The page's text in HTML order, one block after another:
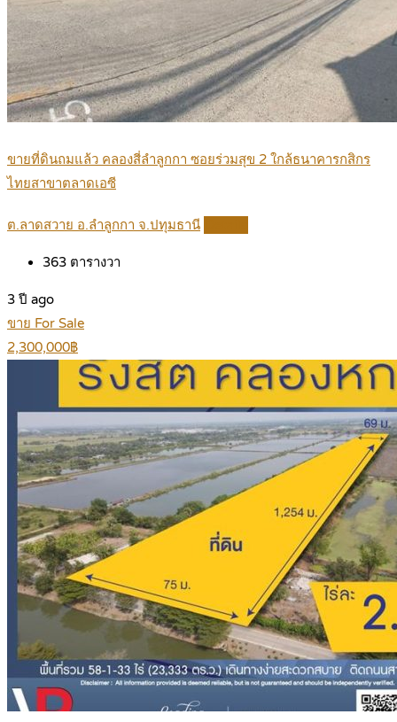
ขายที่ดินถมแล้ว คลองสี่ลำลูกกา ซอยร่วมสุข 2 ใกล้ธนาคารกสิกร
ไทยสาขาตลาดเอซี
ต.ลาดสวาย อ.ลำลูกกา จ.ปทุมธานี
363 ตารางวา
3 ปี ago
ขาย For Sale
2,300,000฿